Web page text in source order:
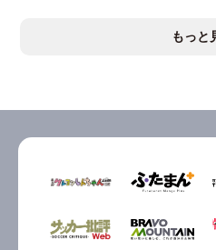
もっと